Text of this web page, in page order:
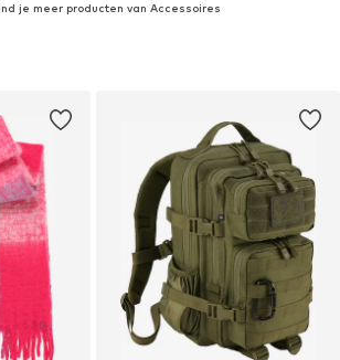
je meer producten van Accessoires